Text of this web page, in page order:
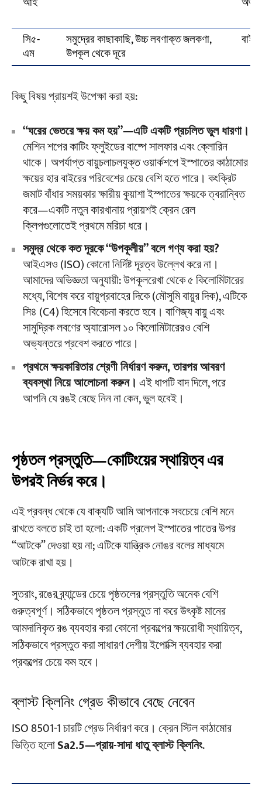
সি৫-
এম
সমুদ্রের কাছাকাছি, উচ্চ লবণাক্ত জলকণা,
উপকূল থেকে দূরে
বাইরে
কিছু বিষয় প্রায়শই উপেক্ষা করা হয়:
“ঘরের ভেতরে ক্ষয় কম হয়”—এটি একটি প্রচলিত ভুল ধারণা।
মেশিন শপের কাটিং ফ্লুইডের বাষ্পে সালফার এবং ক্লোরিন
থাকে। অপর্যাপ্ত বায়ুচলাচলযুক্ত ওয়ার্কশপে ইস্পাতের কাঠামোর
ক্ষয়ের হার বাইরের পরিবেশের চেয়ে বেশি হতে পারে। কংক্রিট
জমাট বাঁধার সময়কার ক্ষারীয় কুয়াশা ইস্পাতের ক্ষয়কে ত্বরান্বিত
করে—একটি নতুন কারখানায় প্রায়শই ক্রেন রেল
ক্লিপগুলোতেই প্রথমে মরিচা ধরে।
সমুদ্র থেকে কত দূরকে “উপকূলীয়” বলে গণ্য করা হয়?
আইএসও (ISO) কোনো নির্দিষ্ট দূরত্ব উল্লেখ করে না।
আমাদের অভিজ্ঞতা অনুযায়ী: উপকূলরেখা থেকে ৫ কিলোমিটারের
মধ্যে, বিশেষ করে বায়ুপ্রবাহের দিকে (মৌসুমি বায়ুর দিক), এটিকে
সি৪ (C4) হিসেবে বিবেচনা করতে হবে। বাণিজ্য বায়ু এবং
সামুদ্রিক লবণের অ্যারোসল ১০ কিলোমিটারেরও বেশি
অভ্যন্তরে প্রবেশ করতে পারে।
প্রথমে ক্ষয়কারিতার শ্রেণী নির্ধারণ করুন, তারপর আবরণ
ব্যবস্থা নিয়ে আলোচনা করুন। এই ধাপটি বাদ দিলে, পরে
আপনি যে রঙই বেছে নিন না কেন, ভুল হবেই।
পৃষ্ঠতল প্রস্তুতি—কোটিংয়ের স্থায়িত্ব এর
উপরই নির্ভর করে।
এই প্রবন্ধ থেকে যে বাক্যটি আমি আপনাকে সবচেয়ে বেশি মনে
রাখতে বলতে চাই তা হলো: একটি প্রলেপ ইস্পাতের পাতের উপর
“আটকে” দেওয়া হয় না; এটিকে যান্ত্রিক নোঙর বলের মাধ্যমে
আটকে রাখা হয়।
সুতরাং, রঙের ব্র্যান্ডের চেয়ে পৃষ্ঠতলের প্রস্তুতি অনেক বেশি
গুরুত্বপূর্ণ। সঠিকভাবে পৃষ্ঠতল প্রস্তুত না করে উৎকৃষ্ট মানের
আমদানিকৃত রঙ ব্যবহার করা কোনো প্রকল্পের ক্ষয়রোধী স্থায়িত্ব,
সঠিকভাবে প্রস্তুত করা সাধারণ দেশীয় ইপোক্সি ব্যবহার করা
প্রকল্পের চেয়ে কম হবে।
ব্লাস্ট ক্লিনিং গ্রেড কীভাবে বেছে নেবেন
ISO 8501-1 চারটি গ্রেড নির্ধারণ করে। ক্রেন স্টিল কাঠামোর
ভিত্তি হলোSa2.5—প্রায়-সাদা ধাতু ব্লাস্ট ক্লিনিং.